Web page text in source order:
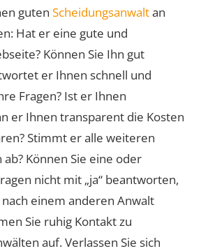
guten Scheidungsanwaltan
Hat er eine gute und
Können Sie Ihn gut
er Ihnen schnell und
Fragen? Ist er Ihnen
er Ihnen transparent die Kosten
Stimmt er alle weiteren
Können Sie eine oder
nicht mit „ja“ beantworten,
einem anderen Anwalt
Sie ruhig Kontakt zu
auf. Verlassen Sie sich